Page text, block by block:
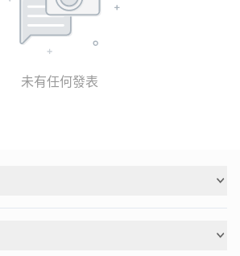
未有任何發表